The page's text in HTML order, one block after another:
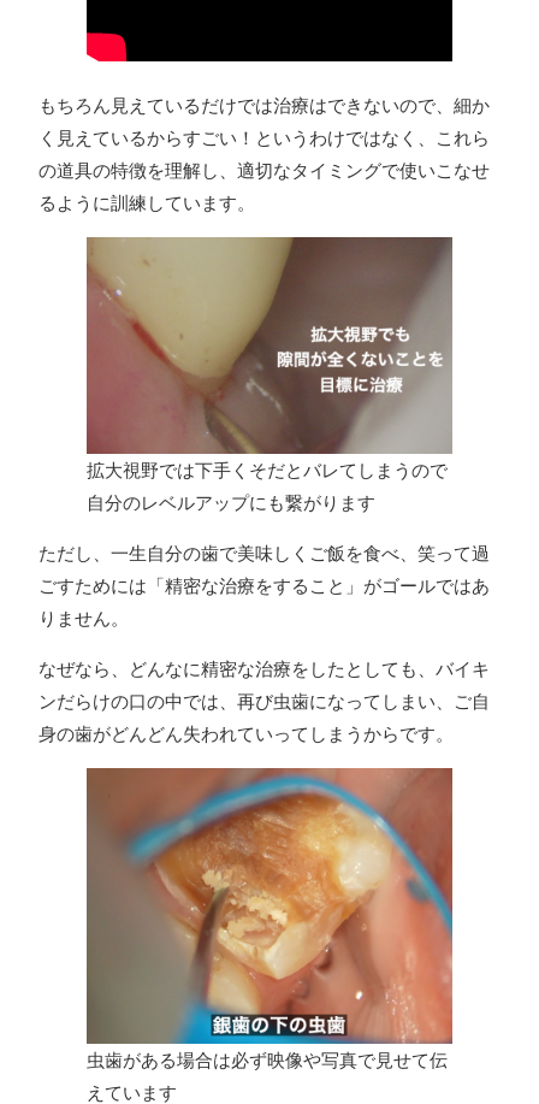
もちろん見えているだけでは治療はできないので、細か
く見えているからすごい！というわけではなく、これら
の道具の特徴を理解し、適切なタイミングで使いこなせ
るように訓練しています。
拡大視野では下手くそだとバレてしまうので
自分のレベルアップにも繋がります
ただし、一生自分の歯で美味しくご飯を食べ、笑って過
ごすためには「精密な治療をすること」がゴールではあ
りません。
なぜなら、どんなに精密な治療をしたとしても、バイキ
ンだらけの口の中では、再び虫歯になってしまい、ご自
身の歯がどんどん失われていってしまうからです。
虫歯がある場合は必ず映像や写真で見せて伝
えています